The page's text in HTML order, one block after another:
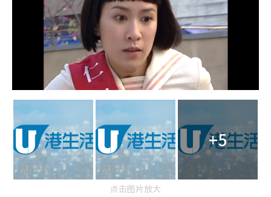
+5
点击图片放大